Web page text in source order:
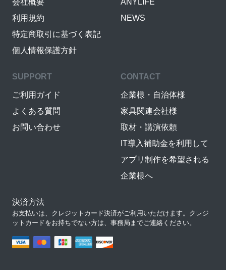
会社概要
利用規約
特定商取引に基づく表記
個人情報保護方針
ANYLIFE
NEWS
SUPPORT
ご利用ガイド
よくある質問
お問い合わせ
CONTACT
企業様・自治体様
家具関連会社様
取材・講演依頼
IT導入補助金を利用して
アプリ制作を希望される
企業様へ
決済方法
お支払いは、クレジットカード決済がご利用いただけます。クレジ
ットカードをお持ちでない方は、事務局までご連絡ください。